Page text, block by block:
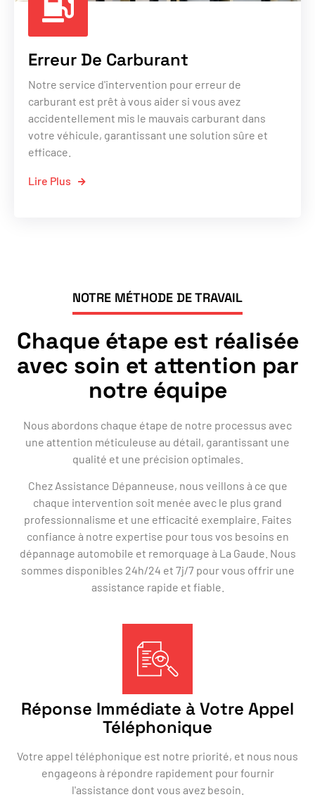
Erreur De Carburant
Notre service d'intervention pour erreur de
carburant est prêt à vous aider si vous avez
accidentellement mis le mauvais carburant dans
votre véhicule, garantissant une solution sûre et
efficace.
Lire Plus
NOTRE MÉTHODE DE TRAVAIL
Chaque étape est réalisée
avec soin et attention par
notre équipe
Nous abordons chaque étape de notre processus avec
une attention méticuleuse au détail, garantissant une
qualité et une précision optimales.
Chez Assistance Dépanneuse, nous veillons à ce que
chaque intervention soit menée avec le plus grand
professionnalisme et une efficacité exemplaire. Faites
confiance à notre expertise pour tous vos besoins en
dépannage automobile et remorquage à La Gaude. Nous
sommes disponibles 24h/24 et 7j/7 pour vous offrir une
assistance rapide et fiable.
Réponse Immédiate à Votre Appel
Téléphonique
Votre appel téléphonique est notre priorité, et nous nous
engageons à répondre rapidement pour fournir
l'assistance dont vous avez besoin.